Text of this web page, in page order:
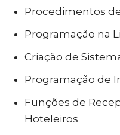
Procedimentos
Programação na
Criação de
Programação de
Funções de
Hoteleiros